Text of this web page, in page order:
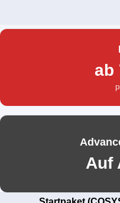
ab
Auf